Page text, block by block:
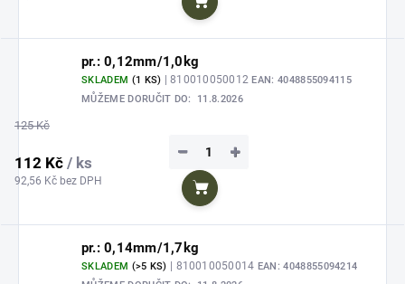
Do košíku
pr.: 0,12mm/1,0kg
SKLADEM (1 KS) | 810010050012EAN: 4048855094115
MŮŽEME DORUČIT DO:
11.8.2026
125 Kč
112 Kč / ks
92,56 Kč bez DPH
+
−
Do košíku
pr.: 0,14mm/1,7kg
SKLADEM (>5 KS) | 810010050014 EAN: 4048855094214